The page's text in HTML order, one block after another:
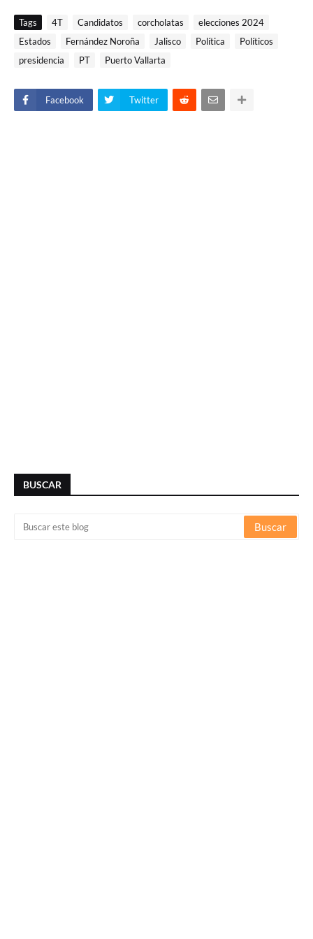
Tags 4T Candidatos corcholatas
elecciones 2024
Estados
Fernández Noroña Jalisco Política
Políticos
presidencia
PT Puerto Vallarta
Facebook Twitter
BUSCAR